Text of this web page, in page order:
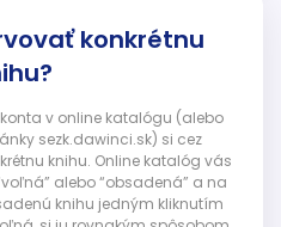
konkrétnu
v online katalógu (alebo
sezk.dawinci.sk) si cez
knihu. Online katalóg vás
alebo “obsadená” a na
knihu jedným kliknutím